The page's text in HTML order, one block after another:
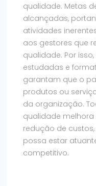
qualidade. Metas
alcançadas,
atividades
aos gestores que
qualidade. Por
estudadas e
garantam que o
produtos ou
da organização.
qualidade
redução de
possa estar
competitivo.